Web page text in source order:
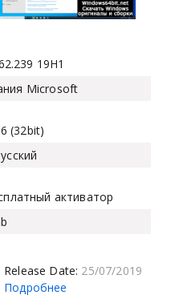
19H1
Microsoft
(32bit)
активатор
Date: 25/07/2019
Подробнее